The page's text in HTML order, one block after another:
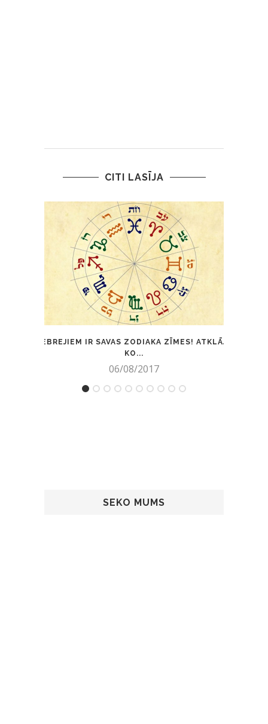
CITI LASĪJA
EBREJIEM IR SAVAS ZODIAKA ZĪMES! ATKLĀJ
KO...
06/08/2017
SEKO MUMS